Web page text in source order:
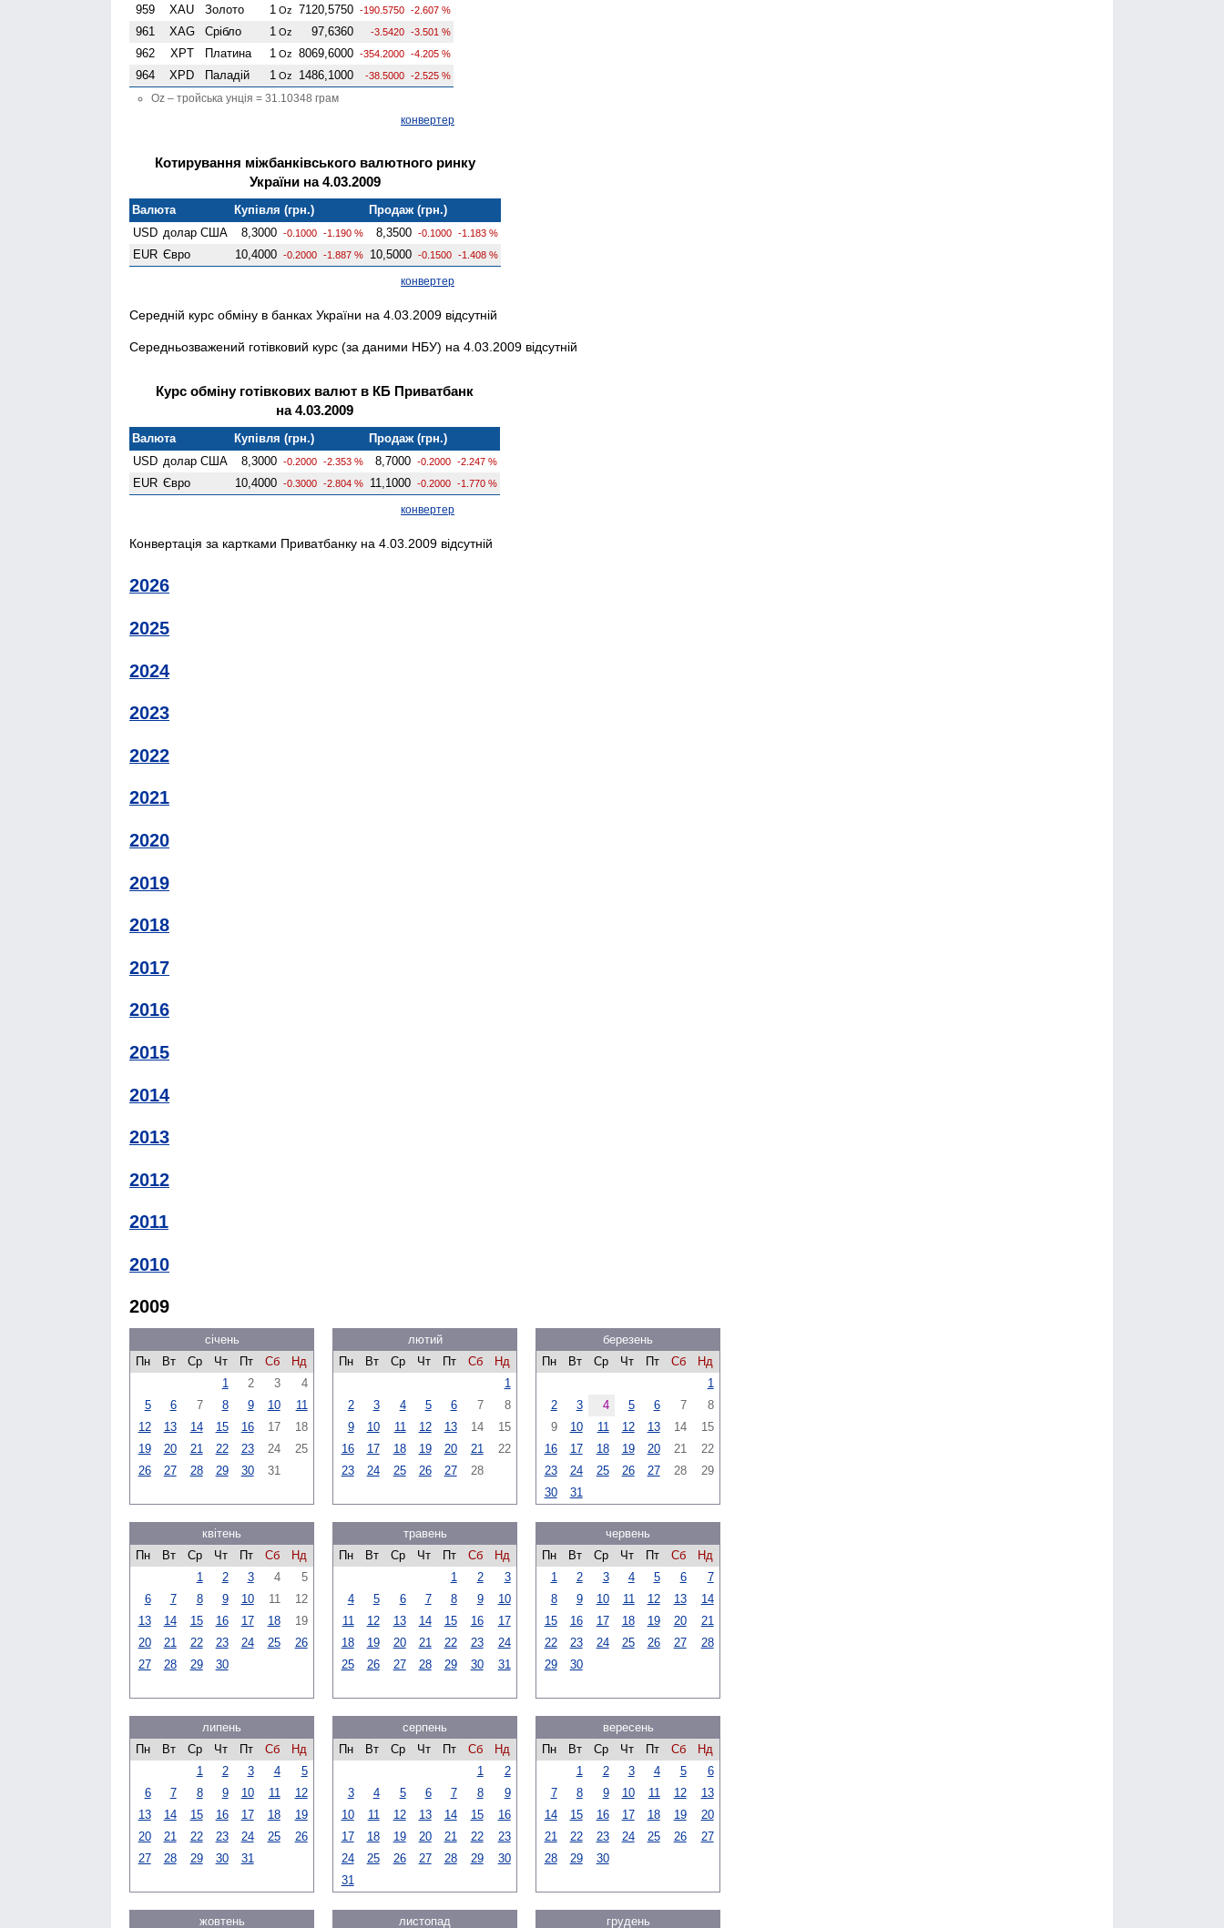
959
XAU Золото 1 Oz 7120,5750 -190.5750 -2.607 %
961 XAG Срібло 1 Oz 97,6360 -3.5420 -3.501 %
962 XPT Платина 1 Oz 8069,6000 -354.2000 -4.205 %
964 XPD Паладій 1 Oz 1486,1000 -38.5000 -2.525 %
Oz – тройська унція = 31.10348 грам
конвертер
Котирування міжбанківського валютного ринку
України на 4.03.2009
Валюта Купівля (грн.)
Продаж (грн.)
USD долар США 8,3000 -0.1000 -1.190 % 8,3500 -0.1000 -1.183 %
EUR Євро 10,4000 -0.2000 -1.887 % 10,5000 -0.1500 -1.408 %
конвертер
Середній курс обміну в банках України на 4.03.2009 відсутній
Середньозважений готівковий курс (за даними НБУ) на 4.03.2009 відсутній
Курс обміну готівкових валют в КБ Приватбанк
на 4.03.2009
Валюта Купівля (грн.)
Продаж (грн.)
USD долар США 8,3000 -0.2000 -2.353 % 8,7000 -0.2000 -2.247 %
EUR Євро 10,4000 -0.3000 -2.804 % 11,1000 -0.2000 -1.770 %
конвертер
Конвертація за картками Приватбанку на 4.03.2009 відсутній
2026
2025
2024
2023
2022
2021
2020
2019
2018
2017
2016
2015
2014
2013
2012
2011
2010
2009
січень
Пн
Вт Ср Чт Пт Сб
Нд
1
2 3
4
5
6 7 8 9 10
11
12
13 14 15 16 17
18
19
20 21 22 23 24
25
26
27 28 29 30 31
лютий
Пн
Вт Ср Чт Пт Сб
Нд
1
2
3 4 5 6 7
8
9
10 11 12 13 14
15
16
17 18 19 20 21
22
23
24 25 26 27 28
березень
Пн
Вт Ср Чт Пт Сб
Нд
1
2
3 4 5 6 7
8
9
10 11 12 13 14
15
16
17 18 19 20 21
22
23
24 25 26 27 28
29
30
31
квітень
Пн
Вт Ср Чт Пт Сб
Нд
1
2 3 4
5
6
7 8 9 10 11
12
13
14 15 16 17 18
19
20
21 22 23 24 25
26
27
28 29 30
травень
Пн
Вт Ср Чт Пт Сб
Нд
1
2
3
4
5 6 7 8 9
10
11
12 13 14 15 16
17
18
19 20 21 22 23
24
25
26 27 28 29 30 31
червень
Пн
Вт Ср Чт Пт Сб
Нд
1
2 3 4 5 6
7
8
9 10 11 12 13
14
15
16 17 18 19 20
21
22
23 24 25 26 27
28
29
30
липень
Пн
Вт Ср Чт Пт Сб
Нд
1
2 3 4
5
6
7 8 9 10 11
12
13
14 15 16 17 18
19
20
21 22 23 24 25
26
27
28 29 30 31
серпень
Пн
Вт Ср Чт Пт Сб
Нд
1
2
3
4 5 6 7 8
9
10
11 12 13 14 15
16
17
18 19 20 21 22
23
24
25 26 27 28 29
30
31
вересень
Пн
Вт Ср Чт Пт Сб
Нд
1
2 3 4 5
6
7
8 9 10 11 12
13
14
15 16 17 18 19
20
21
22 23 24 25 26
27
28
29 30
жовтень листопад грудень